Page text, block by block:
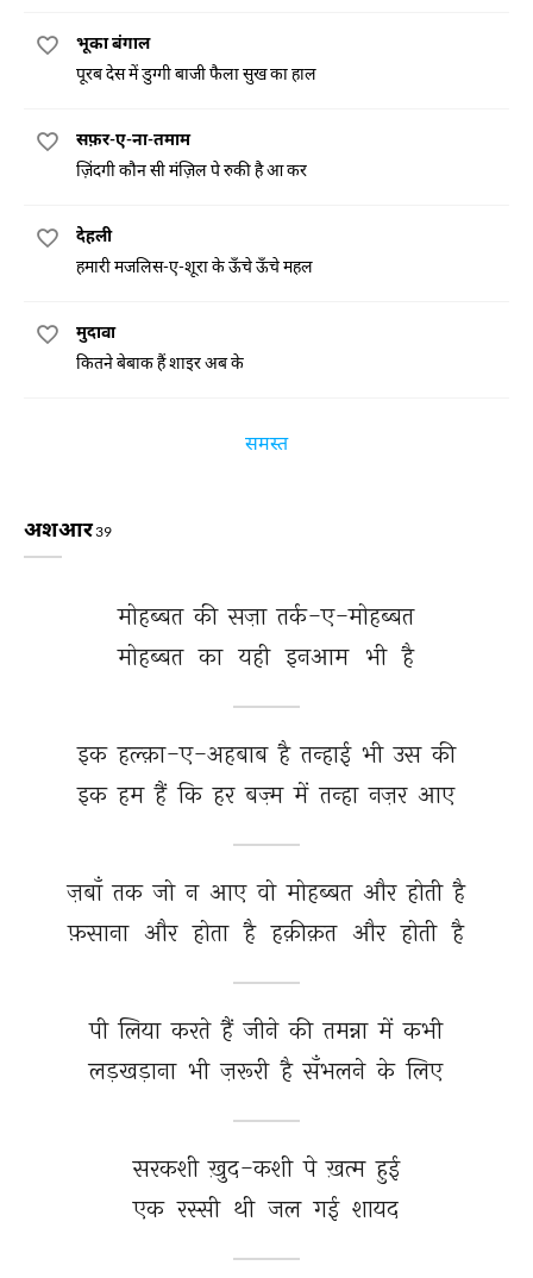
भूका बंगाल
पूरब देस में डुग्गी बाजी फैला सुख का हाल
सफ़र-ए-ना-तमाम
ज़िंदगी कौन सी मंज़िल पे रुकी है आ कर
देहली
हमारी मजलिस-ए-शूरा के ऊँचे ऊँचे महल
मुदावा
कितने बेबाक हैं शाइर अब के
समस्त
अशआर39
मोहब्बत की सज़ा तर्क-ए-मोहब्बत
मोहब्बत का यही इनआम भी है
इक हल्क़ा-ए-अहबाब है तन्हाई भी उस की
इक हम हैं कि हर बज़्म में तन्हा नज़र आए
ज़बाँ तक जो न आए वो मोहब्बत और होती है
फ़साना और होता है हक़ीक़त और होती है
पी लिया करते हैं जीने की तमन्ना में कभी
लड़खड़ाना भी ज़रूरी है सँभलने के लिए
सरकशी ख़ुद-कशी पे ख़त्म हुई
एक रस्सी थी जल गई शायद